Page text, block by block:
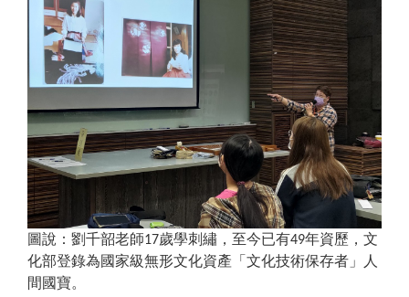
圖說：劉千韶老師17歲學刺繡，至今已有49年資歷，文
化部登錄為國家級無形文化資產「文化技術保存者」人
間國寶。